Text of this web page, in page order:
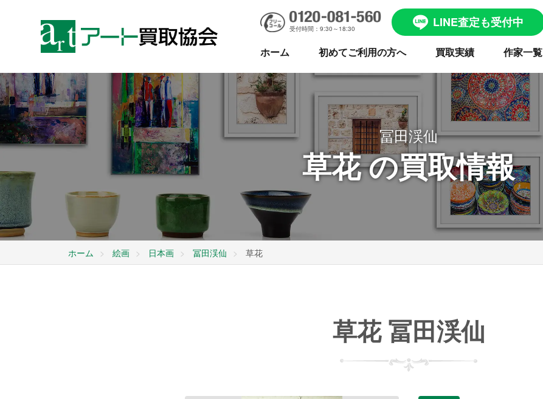
受付時間：9:30～18:30 LINE査定も受付中
ホーム 初めてご利用の方へ 買取実績 作家一覧
冨田渓仙
草花 の買取情報
ホーム 絵画 日本画 冨田渓仙 草花
草花 冨田渓仙